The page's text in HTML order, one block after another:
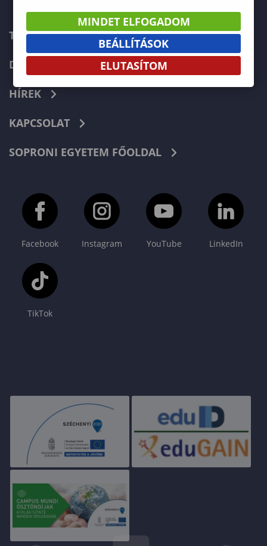
TELEFONKÖNYV
DOKUMENTUMOK
HÍREK
KAPCSOLAT
SOPRONI EGYETEM FŐOLDAL
Facebook Instagram YouTube LinkedIn
TikTok
MINDET ELFOGADOM
BEÁLLÍTÁSOK
ELUTASÍTOM